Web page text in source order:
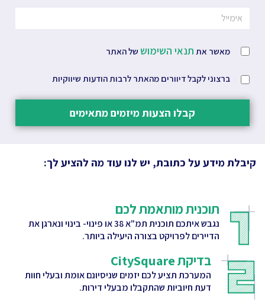
מאשר את תנאי השימוש של האתר
ברצוני לקבל דיוורים מהאתר לרבות הודעות שיווקיות
קבלו הצעות מיזמים מתאימים
קיבלת מידע על כתובת, יש לנו עוד מה להציע לך:
תוכנית מותאמת לכם
נגבש איתכם תוכנית תמ"א 38 או פינוי- בינוי ונארגן את
הדיירים לפרויקט בצורה היעילה ביותר.
בדיקת CitySquare
המערכת תציע לכם יזמים שניסיונם אומת ובעלי חוות
דעת חיוביות שהתקבלו מבעלי דירות.